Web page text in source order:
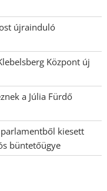
újrainduló
Központ új
a Júlia Fürdő
kiesett
büntetőügye